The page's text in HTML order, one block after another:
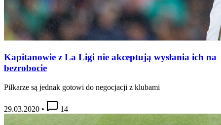
Kapitanowie z La Ligi nie akceptują wysłania ich na
bezrobocie
Piłkarze są jednak gotowi do negocjacji z klubami
29.03.2020 • 14